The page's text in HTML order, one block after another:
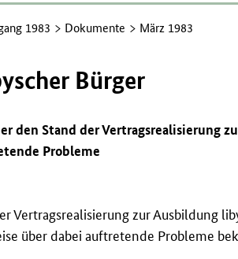
1983 Dokumente März 1983
Bürger
den Stand der Vertragsrealisierung
Probleme
Vertragsrealisierung zur Ausbildung
über dabei auftretende Probleme